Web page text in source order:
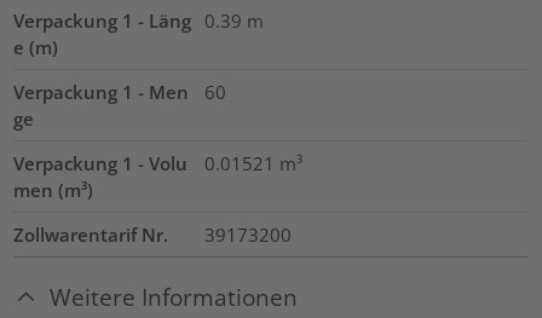
Verpackung 1 - Läng
e (m)
0.39 m
Verpackung 1 - Men
ge
60
Verpackung 1 - Volu
men (m³)
0.01521 m³
Zollwarentarif Nr. 39173200
Weitere Informationen